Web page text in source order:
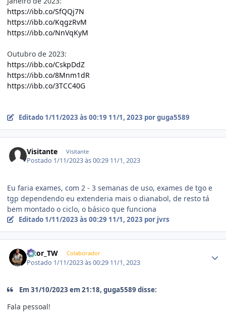
https://ibb.co/SfQQj7N
https://ibb.co/KqgzRvM
https://ibb.co/NnVqKyM
Outubro de 2023:
https://ibb.co/CskpDdZ
https://ibb.co/8Mnm1dR
https://ibb.co/3TCC40G
Editado 1/11/2023 às 00:19 11/1, 2023 por guga5589
Visitante Visitante
Postado 1/11/2023 às 00:29 11/1, 2023
Eu faria exames, com 2 - 3 semanas de uso, exames de tgo e
tgp dependendo eu extenderia mais o dianabol, de resto tá
bem montado o ciclo, o básico que funciona
Editado 1/11/2023 às 00:29 11/1, 2023 por jvrs
Vitor_TW Colaborador
Postado 1/11/2023 às 00:29 11/1, 2023
Em 31/10/2023 em 21:18, guga5589 disse:
Fala pessoal!